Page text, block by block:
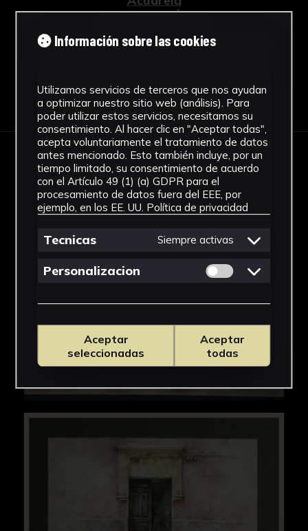
Descargar Ficha
IMÁGENES
Información sobre las cookies
Utilizamos servicios de terceros que nos ayudan
a optimizar nuestro sitio web (análisis). Para
poder utilizar estos servicios, necesitamos su
consentimiento. Al hacer clic en "Aceptar todas",
acepta voluntariamente el tratamiento de datos
antes mencionado. Esto también incluye, por un
tiempo limitado, su consentimiento de acuerdo
con el Artículo 49 (1) (a) GDPR para el
procesamiento de datos fuera del EEE, por
ejemplo, en los EE. UU. Política de privacidad
Tecnicas Siempre activas
Personalizacion Permitir cookies
Aceptar
seleccionadas
Aceptar
todas